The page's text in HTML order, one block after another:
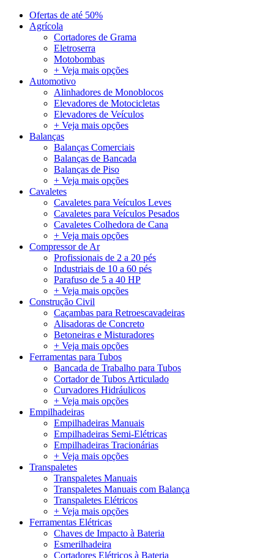
Ofertas de até 50%
Agrícola
Cortadores de Grama
Eletroserra
Motobombas
+ Veja mais opções
Automotivo
Alinhadores de Monoblocos
Elevadores de Motocicletas
Elevadores de Veículos
+ Veja mais opções
Balanças
Balanças Comerciais
Balanças de Bancada
Balanças de Piso
+ Veja mais opções
Cavaletes
Cavaletes para Veículos Leves
Cavaletes para Veículos Pesados
Cavaletes Colhedora de Cana
+ Veja mais opções
Compressor de Ar
Profissionais de 2 a 20 pés
Industriais de 10 a 60 pés
Parafuso de 5 a 40 HP
+ Veja mais opções
Construção Civil
Caçambas para Retroescavadeiras
Alisadoras de Concreto
Betoneiras e Misturadores
+ Veja mais opções
Ferramentas para Tubos
Bancada de Trabalho para Tubos
Cortador de Tubos Articulado
Curvadores Hidráulicos
+ Veja mais opções
Empilhadeiras
Empilhadeiras Manuais
Empilhadeiras Semi-Elétricas
Empilhadeiras Tracionárias
+ Veja mais opções
Transpaletes
Transpaletes Manuais
Transpaletes Manuais com Balança
Transpaletes Elétricos
+ Veja mais opções
Ferramentas Elétricas
Chaves de Impacto à Bateria
Esmerilhadeira
Cortadores Elétricos à Bateria